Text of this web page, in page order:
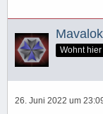
Wohnt hier
26. Juni 2022 um